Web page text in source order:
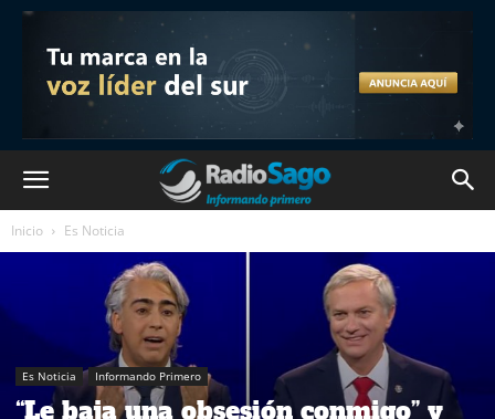
Inicio Es Noticia
Es Noticia Informando Primero
“Le baja una obsesión conmigo” y